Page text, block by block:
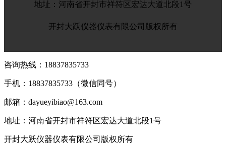
地址：河南省开封市祥符区宏达大道北段1号
开封大跃仪器仪表有限公司版权所有
咨询热线： 18837835733
手机： 18837835733（微信同号）
邮箱：dayueyibiao@163.com
地址：河南省开封市祥符区宏达大道北段1号
开封大跃仪器仪表有限公司版权所有